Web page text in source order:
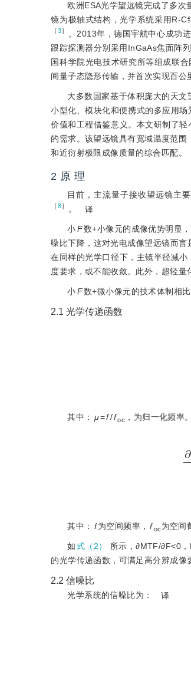
欧洲ESA光学望远镜完成了多
镜为极轴式结构，光学系统采用R-
［3］
。2013年，德国宇航中心成功
跟踪探测器分别采用InGaAs焦面阵
国科学院光电技术研究所等组成联
间量子态隐形传输，并首次实现百
大多数国家基于体积庞大的天
小型化、模块化和便携式的多应用
价值和工程借鉴意义。本文研制了
的需求。该望远镜具有宽域温度范围
和近衍射极限成像质量的综合匹配。
2 原 理
目前，主流量子接收望远镜主
［8］ 。 译
小F数+小像元的成像优势明显
噪比下降，这对光电成像望远镜而言
在同样的光学口径下，主镜半径减
度要求，或不能收敛。此外，超轻量
小F数+微小像元的技术体制相
2.1 光学传递函数
其中： μ=f/foc ，为归一化频率。
其中： f为空间频率， foc 为空间
如式（2） 所示，∂MTF/∂F<0
的光学传递函数，可满足高分辨成像
2.2 信噪比
光学系统的信噪比为： 译